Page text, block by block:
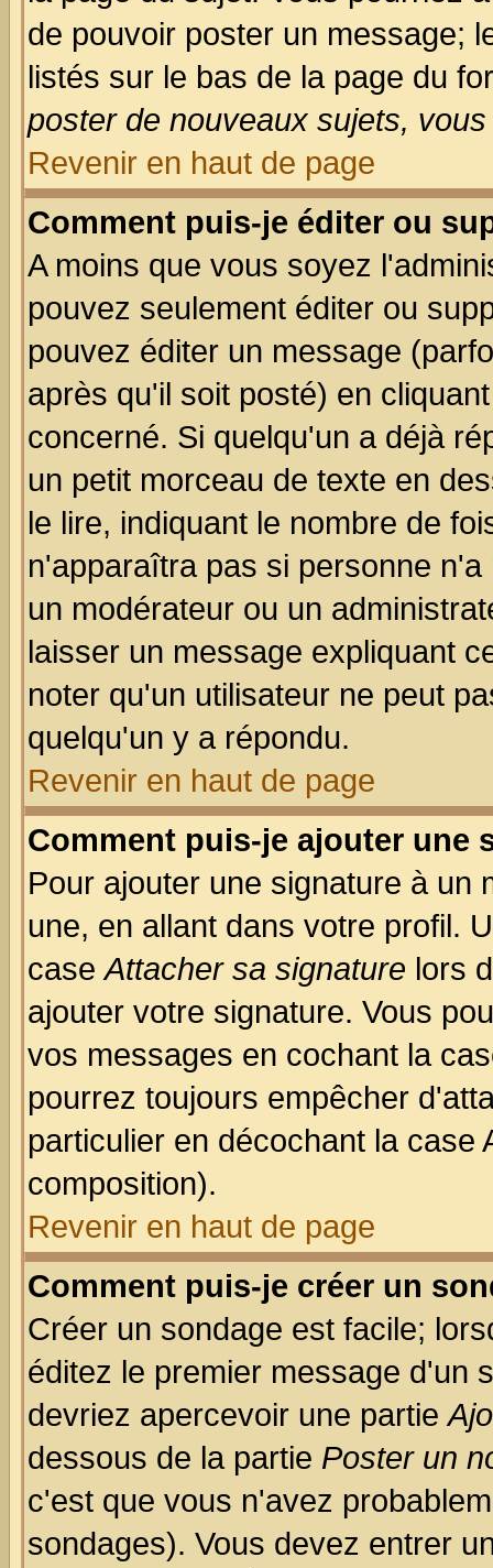
de pouvoir poster un message;
listés sur le bas de la page du
poster de nouveaux sujets,
Revenir en haut de page
Comment puis-je éditer ou
A moins que vous soyez
pouvez seulement éditer ou
pouvez éditer un message
après qu'il soit posté) en
concerné. Si quelqu'un a déjà
un petit morceau de texte en
le lire, indiquant le nombre de
n'apparaîtra pas si personne
un modérateur ou un
laisser un message expliquant
noter qu'un utilisateur ne peut
quelqu'un y a répondu.
Revenir en haut de page
Comment puis-je ajouter une
Pour ajouter une signature à un
une, en allant dans votre profil.
caseAttacher sa signature lors
ajouter votre signature. Vous
vos messages en cochant la
pourrez toujours empêcher
particulier en décochant la case
composition).
Revenir en haut de page
Comment puis-je créer un
Créer un sondage est facile;
éditez le premier message d'un
devriez apercevoir une partie
dessous de la partie Poster un
c'est que vous n'avez
sondages). Vous devez entrer